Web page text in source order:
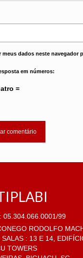
meus dados neste navegador
em números:
=
05.304.066.0001/99
RODOLFO
SALAS : 13 E 14,
TOWERS